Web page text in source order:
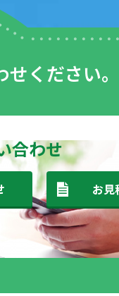
心です。
ください。
合わせ
お見